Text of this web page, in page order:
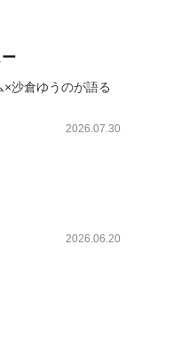
×沙倉ゆうのが語る
2026.07.30
2026.06.20